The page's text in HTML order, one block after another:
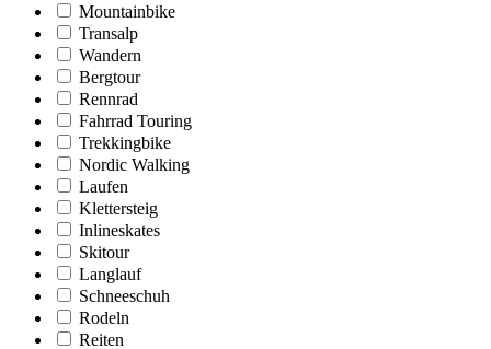
Mountainbike
Transalp
Wandern
Bergtour
Rennrad
Fahrrad Touring
Trekkingbike
Nordic Walking
Laufen
Klettersteig
Inlineskates
Skitour
Langlauf
Schneeschuh
Rodeln
Reiten